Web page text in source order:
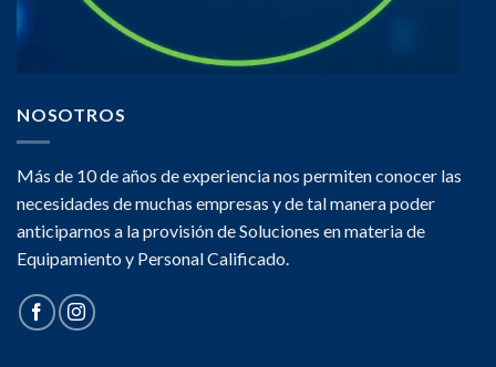
NOSOTROS
Más de 10 de años de experiencia nos permiten conocer las
necesidades de muchas empresas y de tal manera poder
anticiparnos a la provisión de Soluciones en materia de
Equipamiento y Personal Calificado.